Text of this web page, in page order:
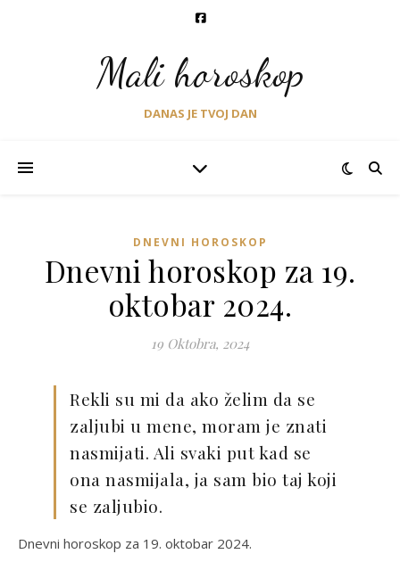
Mali horoskop
DANAS JE TVOJ DAN
DNEVNI HOROSKOP
Dnevni horoskop za 19.
oktobar 2024.
19 Oktobra, 2024
Rekli su mi da ako želim da se
zaljubi u mene, moram je znati
nasmijati. Ali svaki put kad se
ona nasmijala, ja sam bio taj koji
se zaljubio.
Dnevni horoskop za 19. oktobar 2024.